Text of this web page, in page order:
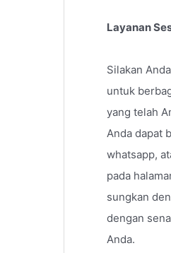
Layanan
Silakan
untuk
yang telah
Anda dapat
whatsapp,
pada
sungkan
dengan
Anda.